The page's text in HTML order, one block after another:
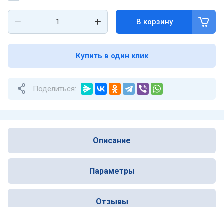
В корзину
Купить в один клик
Поделиться:
Описание
Параметры
Отзывы